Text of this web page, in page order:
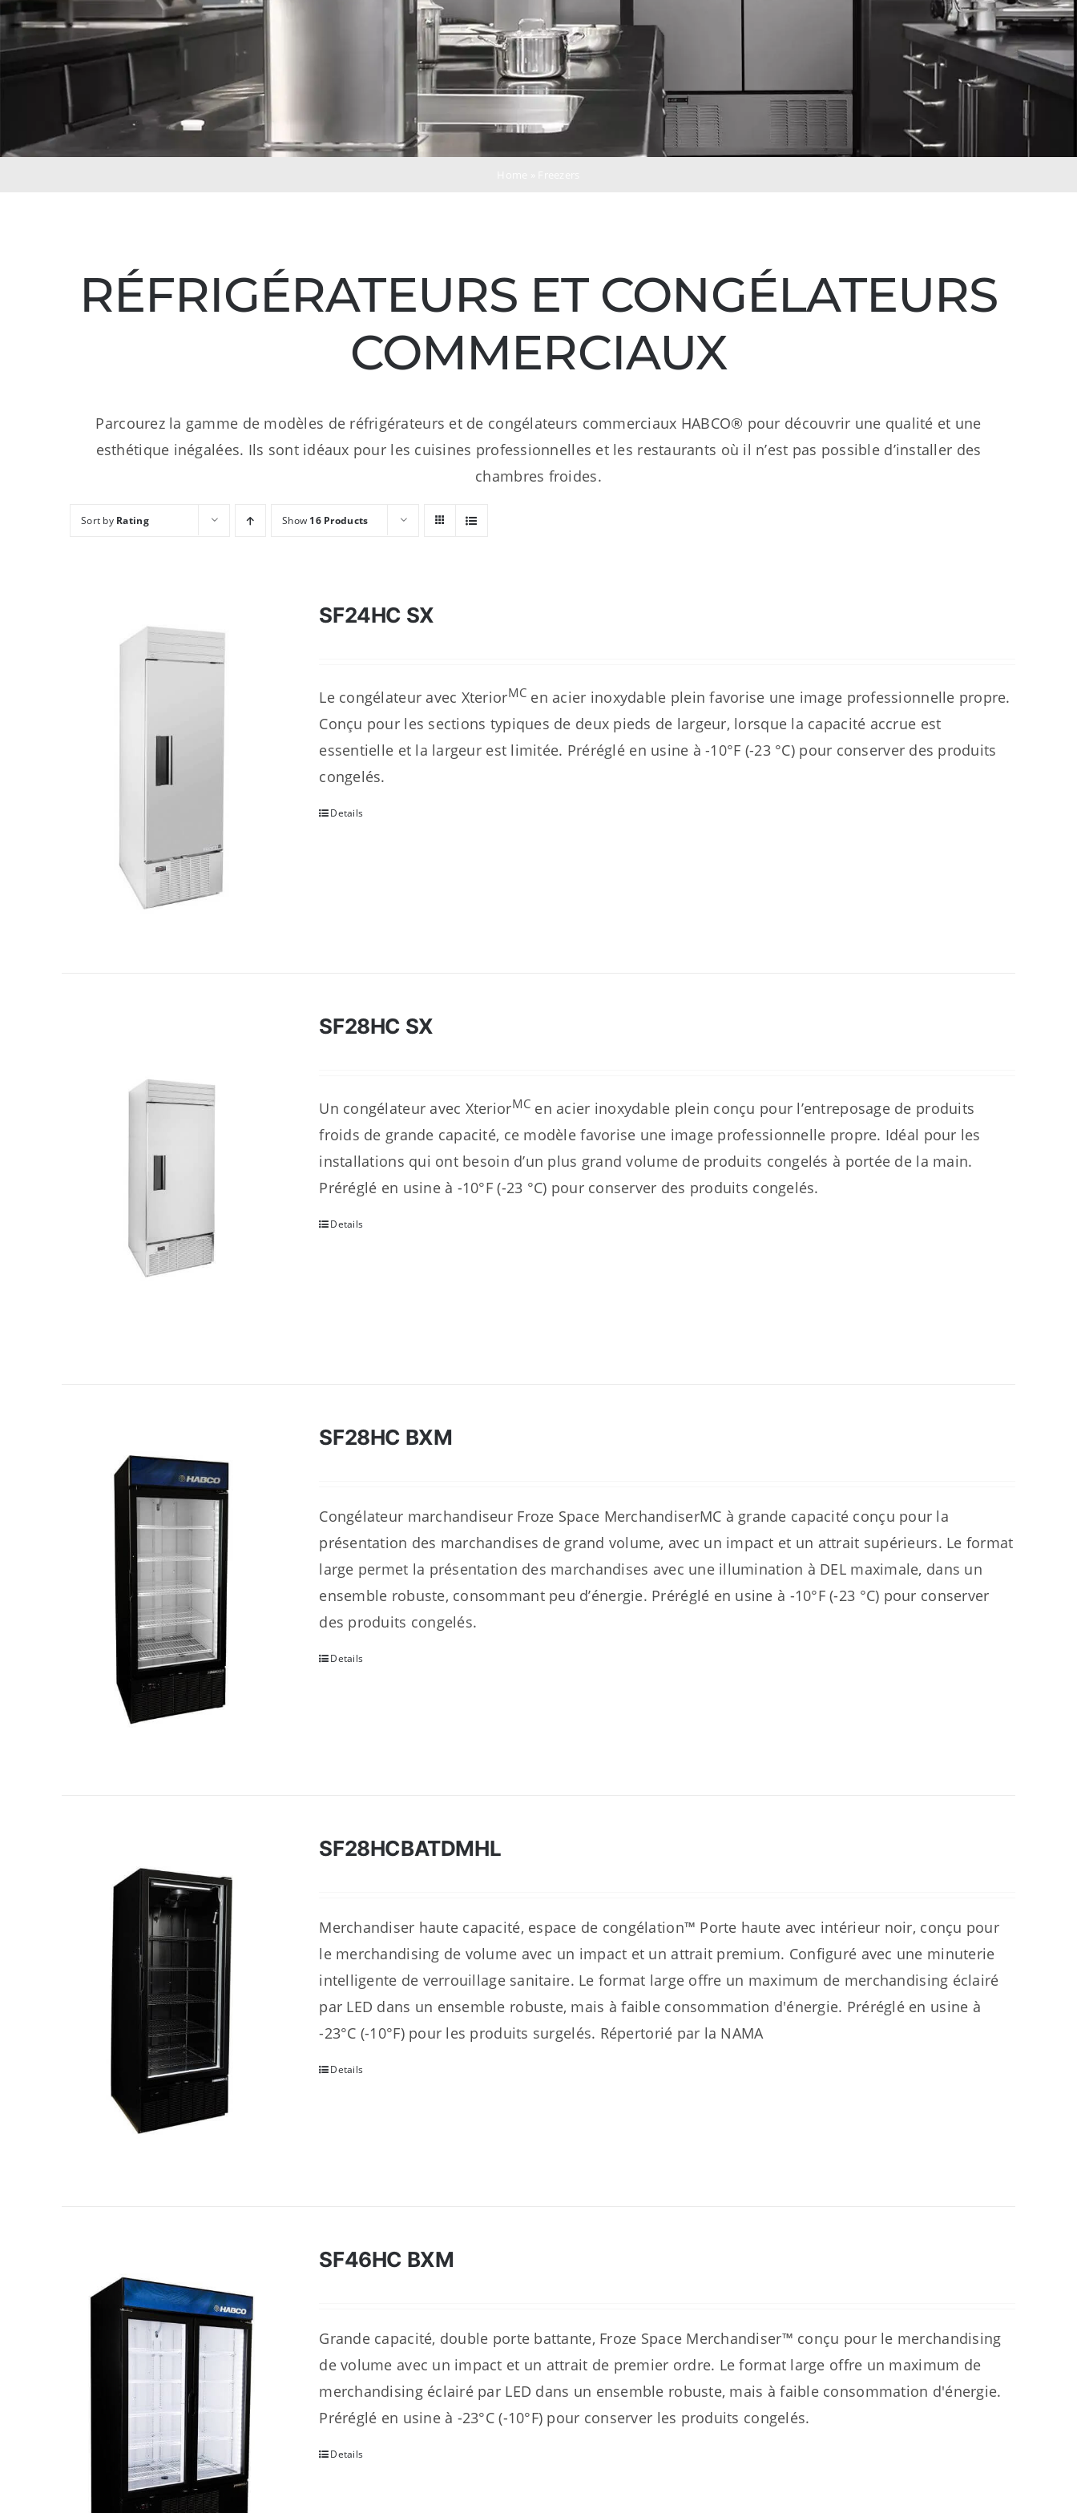
RÉFRIGÉRATEURS ET CONGÉLATEURS
COMMERCIAUX
Parcourez la gamme de modèles de réfrigérateurs et de congélateurs commerciaux HABCO® pour découvrir une qualité et une
esthétique inégalées. Ils sont idéaux pour les cuisines professionnelles et les restaurants où il n’est pas possible d’installer des
chambres froides.
Sort by Rating Show 16 Products
SF24HC SX
Le congélateur avec XteriorMC en acier inoxydable plein favorise une image professionnelle propre.
Conçu pour les sections typiques de deux pieds de largeur, lorsque la capacité accrue est
essentielle et la largeur est limitée. Préréglé en usine à -10°F (-23 °C) pour conserver des produits
congelés.
Details
SF28HC SX
Un congélateur avec XteriorMC en acier inoxydable plein conçu pour l’entreposage de produits
froids de grande capacité, ce modèle favorise une image professionnelle propre. Idéal pour les
installations qui ont besoin d’un plus grand volume de produits congelés à portée de la main.
Préréglé en usine à -10°F (-23 °C) pour conserver des produits congelés.
Details
SF28HC BXM
Congélateur marchandiseur Froze Space MerchandiserMC à grande capacité conçu pour la
présentation des marchandises de grand volume, avec un impact et un attrait supérieurs. Le format
large permet la présentation des marchandises avec une illumination à DEL maximale, dans un
ensemble robuste, consommant peu d’énergie. Préréglé en usine à -10°F (-23 °C) pour conserver
des produits congelés.
Details
SF28HCBATDMHL
Merchandiser haute capacité, espace de congélation™ Porte haute avec intérieur noir, conçu pour
le merchandising de volume avec un impact et un attrait premium. Configuré avec une minuterie
intelligente de verrouillage sanitaire. Le format large offre un maximum de merchandising éclairé
par LED dans un ensemble robuste, mais à faible consommation d'énergie. Préréglé en usine à
-23°C (-10°F) pour les produits surgelés. Répertorié par la NAMA
Details
SF46HC BXM
Grande capacité, double porte battante, Froze Space Merchandiser™ conçu pour le merchandising
de volume avec un impact et un attrait de premier ordre. Le format large offre un maximum de
merchandising éclairé par LED dans un ensemble robuste, mais à faible consommation d'énergie.
Préréglé en usine à -23°C (-10°F) pour conserver les produits congelés.
Details